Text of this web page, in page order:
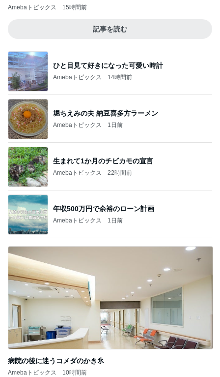
Amebaトピックス 15時間前
記事を読む
ひと目見て好きになった可愛い時計
Amebaトピックス 14時間前
堀ちえみの夫 納豆喜多方ラーメン
Amebaトピックス 1日前
生まれて1か月のチビカモの宣言
Amebaトピックス 22時間前
年収500万円で余裕のローン計画
Amebaトピックス 1日前
病院の後に迷うコメダのかき氷
Amebaトピックス 10時間前